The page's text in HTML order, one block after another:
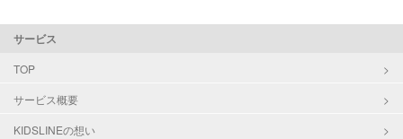
サービス
TOP
サービス概要
KIDSLINEの想い